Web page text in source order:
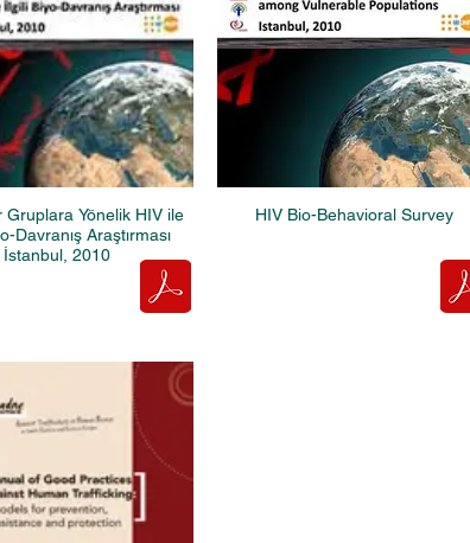
Gruplara Yönelik HIV ile
Davranış Araştırması
İstanbul, 2010
HIV Bio-Behavioral Survey